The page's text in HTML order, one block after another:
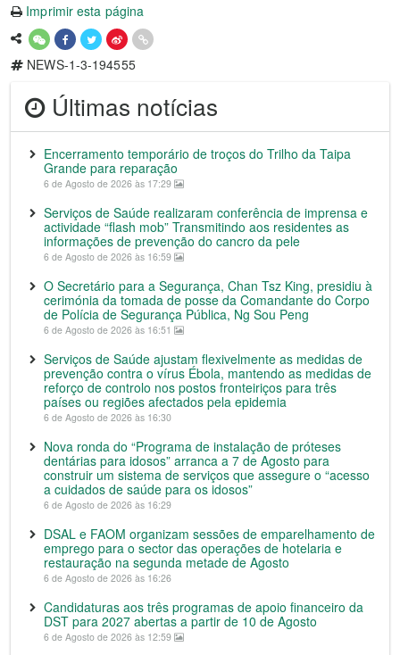
Imprimir esta página
NEWS-1-3-194555
Últimas notícias
Encerramento temporário de troços do Trilho da Taipa
Grande para reparação
6 de Agosto de 2026 às 17:29
Serviços de Saúde realizaram conferência de imprensa e
actividade “flash mob” Transmitindo aos residentes as
informações de prevenção do cancro da pele
6 de Agosto de 2026 às 16:59
O Secretário para a Segurança, Chan Tsz King, presidiu à
cerimónia da tomada de posse da Comandante do Corpo
de Polícia de Segurança Pública, Ng Sou Peng
6 de Agosto de 2026 às 16:51
Serviços de Saúde ajustam flexivelmente as medidas de
prevenção contra o vírus Ébola, mantendo as medidas de
reforço de controlo nos postos fronteiriços para três
países ou regiões afectados pela epidemia
6 de Agosto de 2026 às 16:30
Nova ronda do “Programa de instalação de próteses
dentárias para idosos” arranca a 7 de Agosto para
construir um sistema de serviços que assegure o “acesso
a cuidados de saúde para os idosos”
6 de Agosto de 2026 às 16:29
DSAL e FAOM organizam sessões de emparelhamento de
emprego para o sector das operações de hotelaria e
restauração na segunda metade de Agosto
6 de Agosto de 2026 às 16:26
Candidaturas aos três programas de apoio financeiro da
DST para 2027 abertas a partir de 10 de Agosto
6 de Agosto de 2026 às 12:59